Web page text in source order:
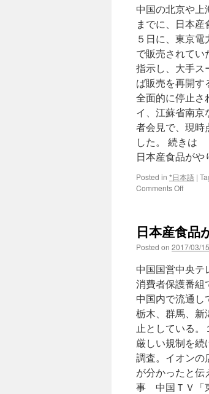
出
＝
日
本
産
食
品、
信
頼
高
く
－
中
国
via
時
事
中国の北京や上
までに、日本
５日に、東京
で販売されて
指示し、大手ス
ば販売を再開す
全面的に停止さ
イ、江蘇省南
者会見で、現時
した。 続きは
日本産食品がや
Posted in *日本語 |
Comments Offon
本
産
食
品
を
大
規
模
撤
去…
大
都
市、
国
営
日本産食品
Posted on 2017/03/15
中国国営中央テ
消費者保護番組
中国内で流通し
栃木、群馬、新
止としている。
厳しい規制を続
調査。イオンの
が分かったと
事 中国ＴＶ「